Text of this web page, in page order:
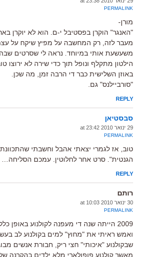
PERMALINK
מורן-
"האנגר" הוקרן בפסטיבל י-ם. הוא לא יוקרן
מעבר לזה, רק המחשבה על מפיץ שיקח על
משעשעת אותי במיוחד. נראה לי שסרטים
הילטון מתקלף ונופל תוך כדי שירה לא ירוצו
באוזן השלישית כבר די הרבה זמן, מה שכן.
"סורביילנס" גם.
REPLY
סבסטיאן
29 ינואר 2010 at 23:42
PERMALINK
טוב, אז לגמרי יצאתי אהבל וחשבתי
הגנטית". סרט אחר לחלוטין. עמכם הסליחה…
REPLY
רותם
30 ינואר 2010 at 10:03
PERMALINK
2009 הייתה שנה די מעפנה לקולנוע באופן כללי.
ואמש ראיתי את "מחוץ" למים בקולנוע לב
שבקולנוע "איכותי" חצי ריק, חבורת אנשים
מאשר קולנוע פופולארי מלא ילדים בהקרנה